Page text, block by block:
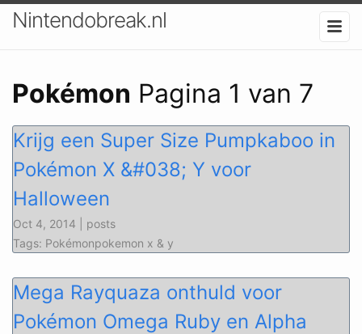
Nintendobreak.nl
Pokémon Pagina 1 van 7
Krijg een Super Size Pumpkaboo in
Pokémon X &#038; Y voor
Halloween
Oct 4, 2014 | posts
Tags: Pokémonpokemon x & y
Mega Rayquaza onthuld voor
Pokémon Omega Ruby en Alpha